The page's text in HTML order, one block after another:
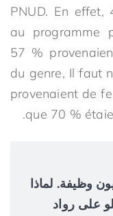
PNUD. En effet,
au programme
57 %
du genre, Il faut
provenaient de
que 70 %
في الإيرادات. 1.5 مليون وظيفة. لماذا
على رواد